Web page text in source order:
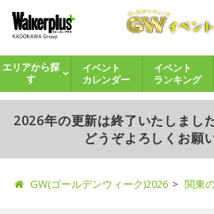
エリアから探
す
イベント
カレンダー
イベント
ランキング
2026年の更新は終了いたしまし
どうぞよろしくお願
GW(ゴールデンウィーク)2026 関東